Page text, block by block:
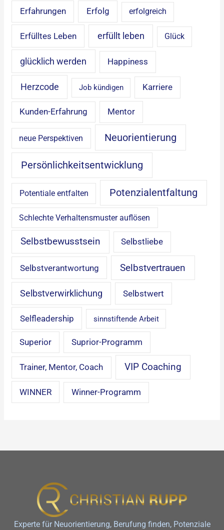
Erfahrungen Erfolg erfolgreich
Erfülltes Leben erfüllt leben Glück
glücklich werden Happiness
Herzcode Job kündigen Karriere
Kunden-Erfahrung Mentor
neue Perspektiven Neuorientierung
Persönlichkeitsentwicklung
Potentiale entfalten Potenzialentfaltung
Schlechte Verhaltensmuster auflösen
Selbstbewusstsein Selbstliebe
Selbstverantwortung Selbstvertrauen
Selbstverwirklichung Selbstwert
Selfleadership sinnstiftende Arbeit
Superior Suprior-Programm
Trainer, Mentor, Coach VIP Coaching
WINNER Winner-Programm
Experte für Neuorientierung, Berufung finden, Potenziale